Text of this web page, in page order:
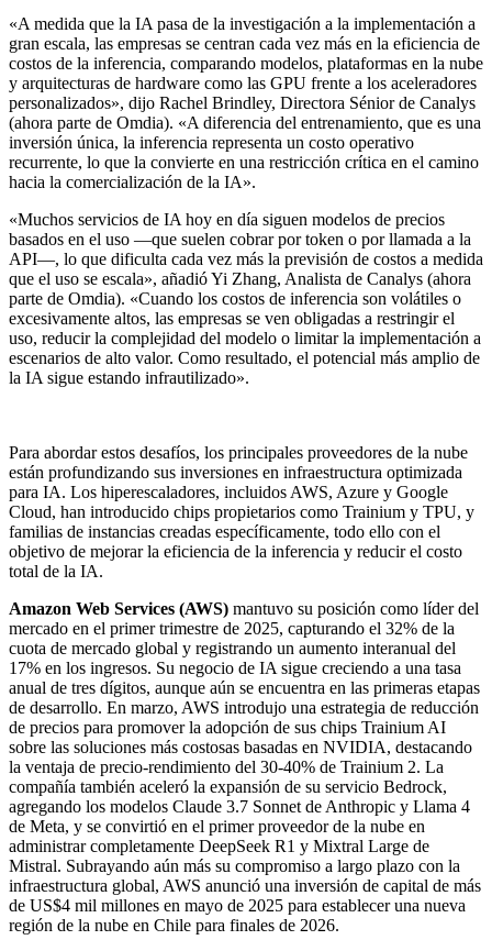
«A medida que la IA pasa de la investigación a la implementación a
gran escala, las empresas se centran cada vez más en la eficiencia de
costos de la inferencia, comparando modelos, plataformas en la nube
y arquitecturas de hardware como las GPU frente a los aceleradores
personalizados», dijo Rachel Brindley, Directora Sénior de Canalys
(ahora parte de Omdia). «A diferencia del entrenamiento, que es una
inversión única, la inferencia representa un costo operativo
recurrente, lo que la convierte en una restricción crítica en el camino
hacia la comercialización de la IA».
«Muchos servicios de IA hoy en día siguen modelos de precios
basados en el uso —que suelen cobrar por token o por llamada a la
API—, lo que dificulta cada vez más la previsión de costos a medida
que el uso se escala», añadió Yi Zhang, Analista de Canalys (ahora
parte de Omdia). «Cuando los costos de inferencia son volátiles o
excesivamente altos, las empresas se ven obligadas a restringir el
uso, reducir la complejidad del modelo o limitar la implementación a
escenarios de alto valor. Como resultado, el potencial más amplio de
la IA sigue estando infrautilizado».
Para abordar estos desafíos, los principales proveedores de la nube
están profundizando sus inversiones en infraestructura optimizada
para IA. Los hiperescaladores, incluidos AWS, Azure y Google
Cloud, han introducido chips propietarios como Trainium y TPU, y
familias de instancias creadas específicamente, todo ello con el
objetivo de mejorar la eficiencia de la inferencia y reducir el costo
total de la IA.
Amazon Web Services (AWS) mantuvo su posición como líder del
mercado en el primer trimestre de 2025, capturando el 32% de la
cuota de mercado global y registrando un aumento interanual del
17% en los ingresos. Su negocio de IA sigue creciendo a una tasa
anual de tres dígitos, aunque aún se encuentra en las primeras etapas
de desarrollo. En marzo, AWS introdujo una estrategia de reducción
de precios para promover la adopción de sus chips Trainium AI
sobre las soluciones más costosas basadas en NVIDIA, destacando
la ventaja de precio-rendimiento del 30-40% de Trainium 2. La
compañía también aceleró la expansión de su servicio Bedrock,
agregando los modelos Claude 3.7 Sonnet de Anthropic y Llama 4
de Meta, y se convirtió en el primer proveedor de la nube en
administrar completamente DeepSeek R1 y Mixtral Large de
Mistral. Subrayando aún más su compromiso a largo plazo con la
infraestructura global, AWS anunció una inversión de capital de más
de US$4 mil millones en mayo de 2025 para establecer una nueva
región de la nube en Chile para finales de 2026.